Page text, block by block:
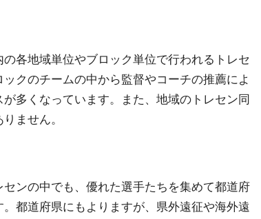
各地域単位やブロック単位で行われるトレセ
クのチームの中から監督やコーチの推薦によ
多くなっています。また、地域のトレセン同
ません。
ンの中でも、優れた選手たちを集めて都道府
都道府県にもよりますが、県外遠征や海外遠